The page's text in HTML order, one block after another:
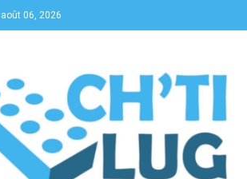
06, 2026
– Lego® User